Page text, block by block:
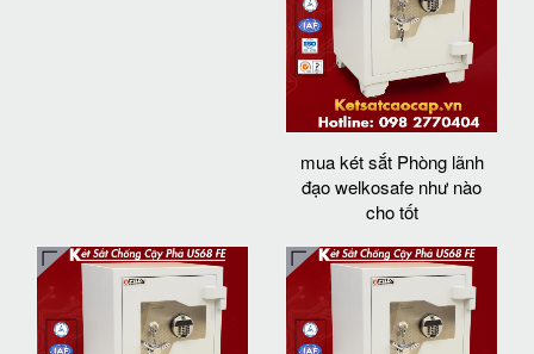
mua két sắt Phòng lãnh
đạo welkosafe như nào
cho tốt